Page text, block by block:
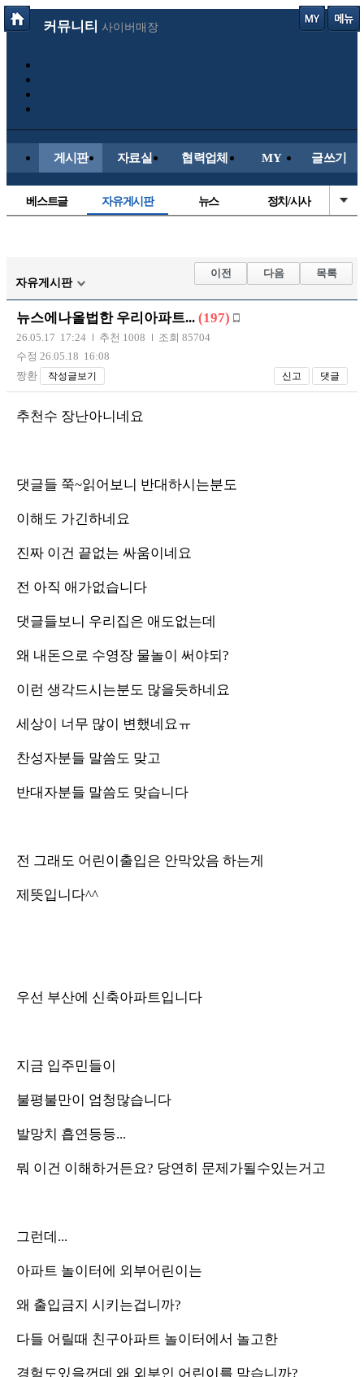
커뮤니티 사이버매장
게시판 자료실 협력업체 MY 글쓰기
베스트글 자유게시판 뉴스 정치/시사
해외축구
국내축구
자유게시판
이전 다음 목록
뉴스에나올법한 우리아파트... (197)
26.05.17 17:24 추천 1008
조회 85704
수정 26.05.18 16:08
짱환
작성글보기 신고 댓글
추천수 장난아니네요
댓글들 쭉~읽어보니 반대하시는분도
이해도 가긴하네요
진짜 이건 끝없는 싸움이네요
전 아직 애가없습니다
댓글들보니 우리집은 애도없는데
왜 내돈으로 수영장 물놀이 써야되?
이런 생각드시는분도 많을듯하네요
세상이 너무 많이 변했네요ㅠ
찬성자분들 말씀도 맞고
반대자분들 말씀도 맞습니다
전 그래도 어린이출입은 안막았음 하는게
제뜻입니다^^
우선 부산에 신축아파트입니다
지금 입주민들이
불평불만이 엄청많습니다
발망치 흡연등등...
뭐 이건 이해하거든요? 당연히 문제가될수있는거고
그런데...
아파트 놀이터에 외부어린이는
왜 출입금지 시키는겁니까?
다들 어릴때 친구아파트 놀이터에서 놀고한
경험도있을껀데 왜 외부인 어린이를 막습니까?